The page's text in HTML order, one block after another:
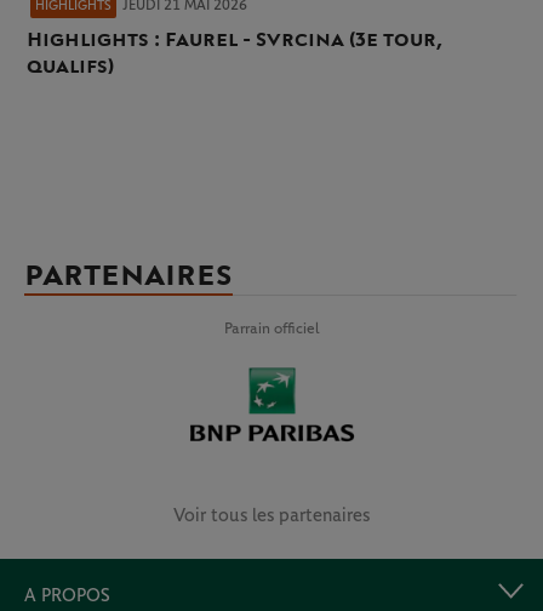
HIGHLIGHTS JEUDI 21 MAI 2026
Highlights : Faurel - Svrcina (3e tour,
qualifs)
PARTENAIRES
Parrain officiel
Voir tous les partenaires
A PROPOS